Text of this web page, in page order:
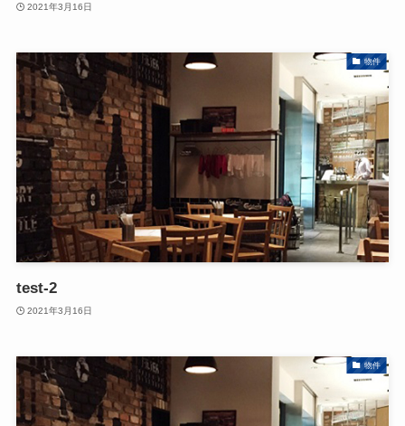
2021年3月16日
物件
test-2
2021年3月16日
物件